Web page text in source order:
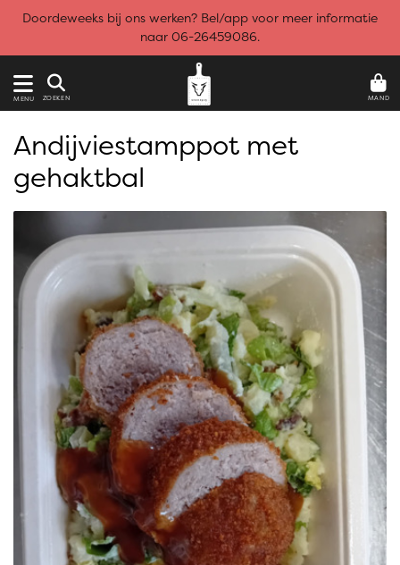
Doordeweeks bij ons werken? Bel/app voor meer informatie
naar 06-26459086.
MENU ZOEKEN MAND
Andijviestamppot met
gehaktbal